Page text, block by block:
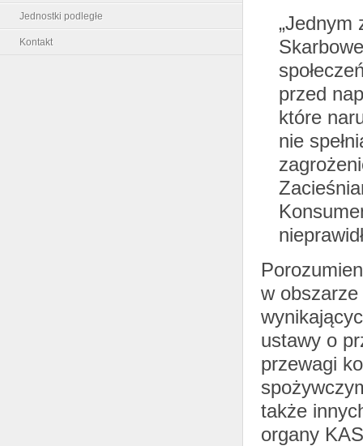
Jednostki podległe
Kontakt
„Jednym
przed
które
nie
w
ustawy o
przewagi
także
organy